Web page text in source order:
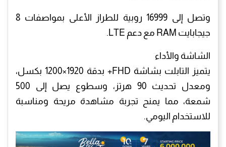
وتصل إلى 16999 روبية للطراز الأعلى بمواصفات 8
جيجابايت RAM مع دعم LTE.
الشاشة والأداء
يتميز التابلت بشاشة FHD+ بدقة 1920×1200 بكسل،
ومعدل تحديث 90 هرتز، وسطوع يصل إلى 500
شمعة، مما يمنح تجربة مشاهدة مريحة ومناسبة
للاستخدام اليومي.